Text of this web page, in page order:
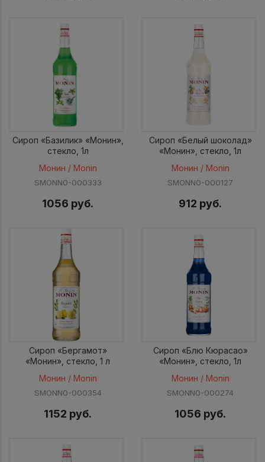
Сироп «Базилик» «Монин»,
стекло, 1л
Монин / Monin
SMONN0-000333
1056 руб.
Сироп «Белый шоколад»
«Монин», стекло, 1л
Монин / Monin
SMONN0-000127
912 руб.
Сироп «Бергамот»
«Монин», стекло, 1 л
Монин / Monin
SMONN0-000354
1152 руб.
Сироп «Блю Кюрасао»
«Монин», стекло, 1л
Монин / Monin
SMONN0-000274
1056 руб.